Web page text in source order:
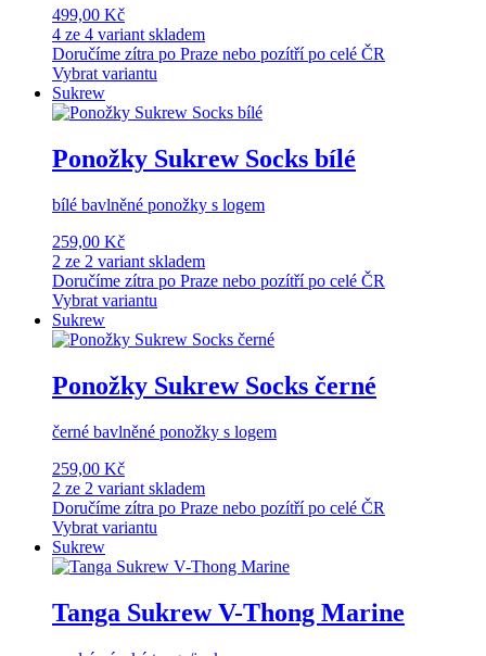
499,00 Kč
4 ze 4 variant skladem
Doručíme zítra po Praze nebo pozítří po celé ČR
Vybrat variantu
Sukrew
Ponožky Sukrew Socks bílé
bílé bavlněné ponožky s logem
259,00 Kč
2 ze 2 variant skladem
Doručíme zítra po Praze nebo pozítří po celé ČR
Vybrat variantu
Sukrew
Ponožky Sukrew Socks černé
černé bavlněné ponožky s logem
259,00 Kč
2 ze 2 variant skladem
Doručíme zítra po Praze nebo pozítří po celé ČR
Vybrat variantu
Sukrew
Tanga Sukrew V-Thong Marine